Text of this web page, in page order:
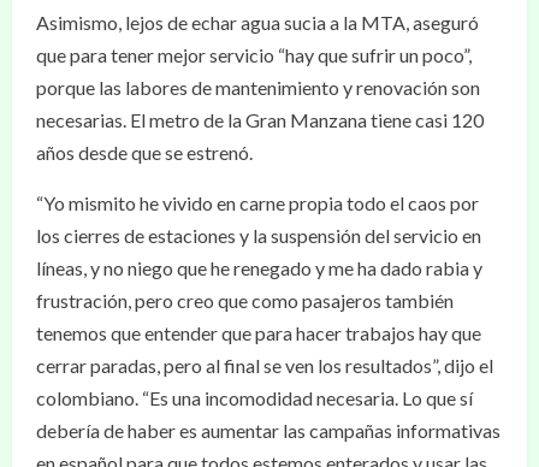
Asimismo, lejos de echar agua sucia a la MTA, aseguró
que para tener mejor servicio “hay que sufrir un poco”,
porque las labores de mantenimiento y renovación son
necesarias. El metro de la Gran Manzana tiene casi 120
años desde que se estrenó.
“Yo mismito he vivido en carne propia todo el caos por
los cierres de estaciones y la suspensión del servicio en
líneas, y no niego que he renegado y me ha dado rabia y
frustración, pero creo que como pasajeros también
tenemos que entender que para hacer trabajos hay que
cerrar paradas, pero al final se ven los resultados”, dijo el
colombiano. “Es una incomodidad necesaria. Lo que sí
debería de haber es aumentar las campañas informativas